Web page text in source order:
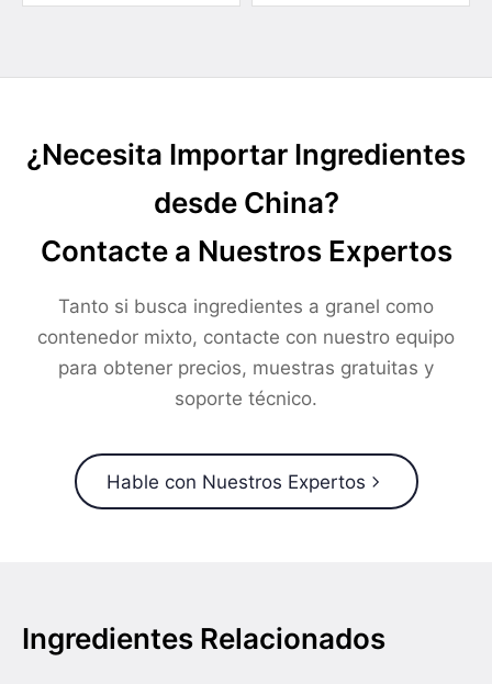
¿Necesita Importar Ingredientes
desde China?
Contacte a Nuestros Expertos
Tanto si busca ingredientes a granel como
contenedor mixto, contacte con nuestro equipo
para obtener precios, muestras gratuitas y
soporte técnico.
Hable con Nuestros Expertos
Ingredientes Relacionados